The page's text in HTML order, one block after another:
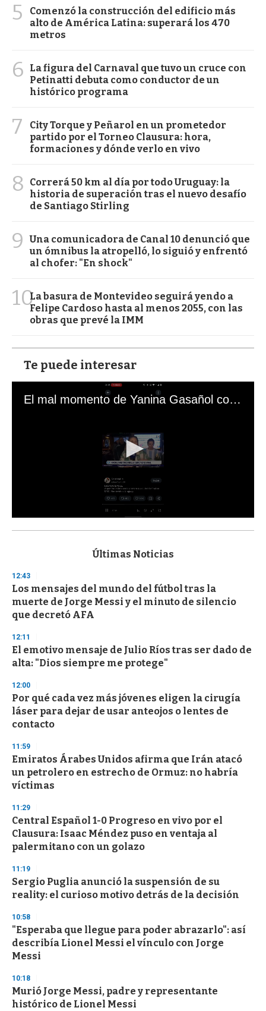
5
Comenzó la construcción del edificio más
alto de América Latina: superará los 470
metros
6
La figura del Carnaval que tuvo un cruce con
Petinatti debuta como conductor de un
histórico programa
7
City Torque y Peñarol en un prometedor
partido por el Torneo Clausura: hora,
formaciones y dónde verlo en vivo
8
Correrá 50 km al día por todo Uruguay: la
historia de superación tras el nuevo desafío
de Santiago Stirling
9
Una comunicadora de Canal 10 denunció que
un ómnibus la atropelló, lo siguió y enfrentó
al chofer: "En shock"
10La basura de Montevideo seguirá yendo a
Felipe Cardoso hasta al menos 2055, con las
obras que prevé la IMM
Te puede interesar
El mal momento de Yanina Gasañol con un hincha argentino en "Subrayado"
s
d
s
o
f
3
s
e
c
o
d
s
Últimas Noticias
12:43
Los mensajes del mundo del fútbol tras la
muerte de Jorge Messi y el minuto de silencio
que decretó AFA
12:11
El emotivo mensaje de Julio Ríos tras ser dado de
alta: "Dios siempre me protege"
12:00
Por qué cada vez más jóvenes eligen la cirugía
láser para dejar de usar anteojos o lentes de
contacto
11:59
Emiratos Árabes Unidos afirma que Irán atacó
un petrolero en estrecho de Ormuz: no habría
víctimas
11:29
Central Español 1-0 Progreso en vivo por el
Clausura: Isaac Méndez puso en ventaja al
palermitano con un golazo
11:19
Sergio Puglia anunció la suspensión de su
reality: el curioso motivo detrás de la decisión
10:58
"Esperaba que llegue para poder abrazarlo": así
describía Lionel Messi el vínculo con Jorge
Messi
10:18
Murió Jorge Messi, padre y representante
histórico de Lionel Messi